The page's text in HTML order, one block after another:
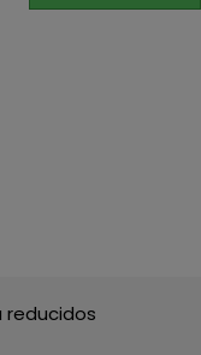
reducidos